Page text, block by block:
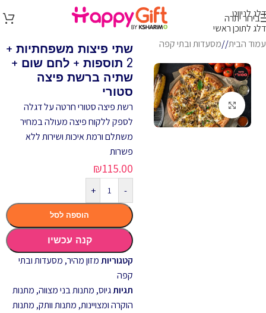
דלג לניווט
דלג לתוכן ראשי
בירור יתרה
עמוד הבית/ מסעדות ובתי קפה
לחץ להגדלה
שתי פיצות משפחתיות +
2 תוספות + לחם שום +
שתיה ברשת פיצה
סטורי
רשת פיצה סטורי חרטה על דגלה
לספק ללקוח פיצה מעולה במחיר
משתלם ורמת איכות ושירות ללא
פשרות
₪115.00
-
+
הוספה לסל
קנה עכשיו
קטגוריותמזון מהיר, מסעדות ובתי
קפה
תגיותגיוס, מתנות בני מצווה, מתנות
הוקרה ומצויינות, מתנות וותק, מתנות